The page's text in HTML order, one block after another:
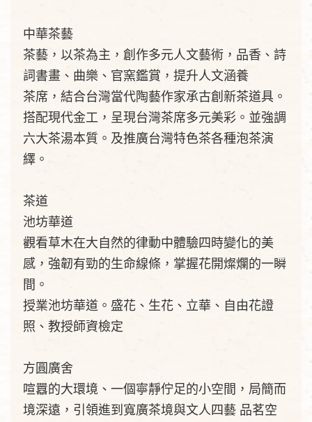
中華茶藝
茶藝，以茶為主，創作多元人文藝術，品香、詩
詞書畫、曲樂、官窯鑑賞，提升人文涵養
茶席，結合台灣當代陶藝作家承古創新茶道具。
搭配現代金工，呈現台灣茶席多元美彩。並強調
六大茶湯本質。及推廣台灣特色茶各種泡茶演
繹。
茶道
池坊華道
觀看草木在大自然的律動中體驗四時變化的美
感，強韌有勁的生命線條，掌握花開燦爛的一瞬
間。
授業池坊華道。盛花、生花、立華、自由花證
照、教授師資檢定
方圓廣舍
喧囂的大環境、一個寧靜佇足的小空間，局簡而
境深遠，引領進到寬廣茶境與文人四藝 品茗空